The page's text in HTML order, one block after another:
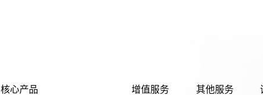
核心产品 增值服务 其他服务